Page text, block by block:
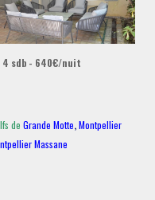
4 sdb - 640€/nuit
de Grande Motte,Montpellier
Massane